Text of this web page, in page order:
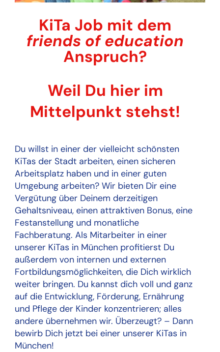
KiTa Job mit dem
friends of education
Anspruch?
Weil Du hier im
Mittelpunkt stehst!
Du willst in einer der vielleicht schönsten
KiTas der Stadt arbeiten, einen sicheren
Arbeitsplatz haben und in einer guten
Umgebung arbeiten? Wir bieten Dir eine
Vergütung über Deinem derzeitigen
Gehaltsniveau, einen attraktiven Bonus, eine
Festanstellung und monatliche
Fachberatung. Als Mitarbeiter in einer
unserer KiTas in München profitierst Du
außerdem von internen und externen
Fortbildungsmöglichkeiten, die Dich wirklich
weiter bringen. Du kannst dich voll und ganz
auf die Entwicklung, Förderung, Ernährung
und Pflege der Kinder konzentrieren; alles
andere übernehmen wir. Überzeugt? – Dann
bewirb Dich jetzt bei einer unserer KiTas in
München!